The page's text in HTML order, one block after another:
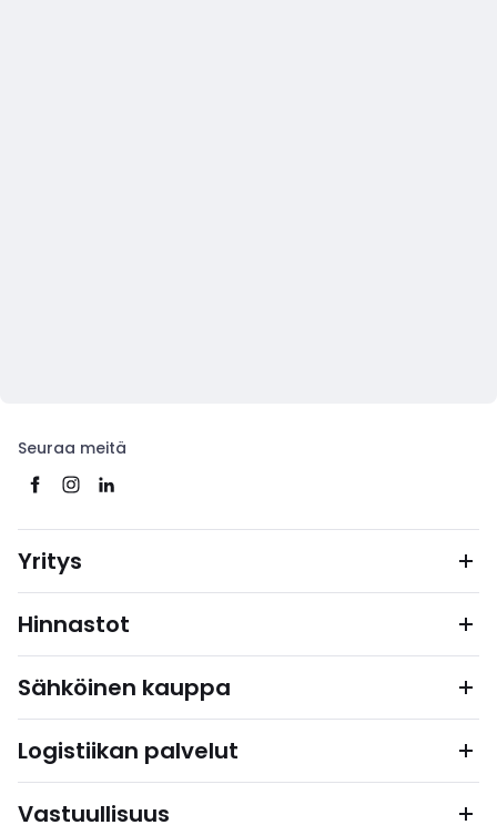
Seuraa meitä
Yritys
Hinnastot
Sähköinen kauppa
Logistiikan palvelut
Vastuullisuus